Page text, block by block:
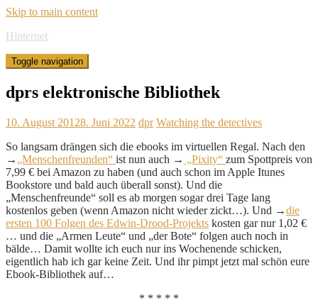
Skip to main content
Hinternet
Toggle navigation
dprs elektronische Bibliothek
10. August 20128. Juni 2022 dpr Watching the detectives
So langsam drängen sich die ebooks im virtuellen Regal. Nach den
→ „Menschenfreunden“ ist nun auch → „Pixity“ zum Spottpreis von
7,99 € bei Amazon zu haben (und auch schon im Apple Itunes
Bookstore und bald auch überall sonst). Und die
„Menschenfreunde“ soll es ab morgen sogar drei Tage lang
kostenlos geben (wenn Amazon nicht wieder zickt…). Und →die
ersten 100 Folgen des Edwin-Drood-Projekts kosten gar nur 1,02 €
… und die „Armen Leute“ und „der Bote“ folgen auch noch in
bälde… Damit wollte ich euch nur ins Wochenende schicken,
eigentlich hab ich gar keine Zeit. Und ihr pimpt jetzt mal schön eure
Ebook-Bibliothek auf…
* * * * *